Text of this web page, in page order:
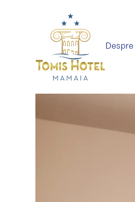
Despre